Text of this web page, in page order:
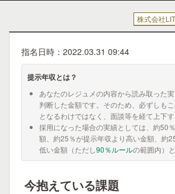
株式会社
指名日時：2022.03.31 09:44
提示年収とは？
あなたのレジュメの内容から読み取った
判断した金額です。そのため、必ずしも
となるわけではなく、面談等を経て上下す
採用になった場合の実績としては、約50
額、約25％が提示年収より高い金額、約
低い金額（ただし90％ルールの範囲内）
今抱えている課題